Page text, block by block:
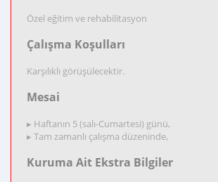
Özel eğitim ve rehabilitasyon
Çalışma Koşulları
Karşılıklı görüşülecektir.
Mesai
▸ Haftanın 5 (salı-Cumartesi) günü,
▸ Tam zamanlı çalışma düzeninde,
Kuruma Ait Ekstra Bilgiler